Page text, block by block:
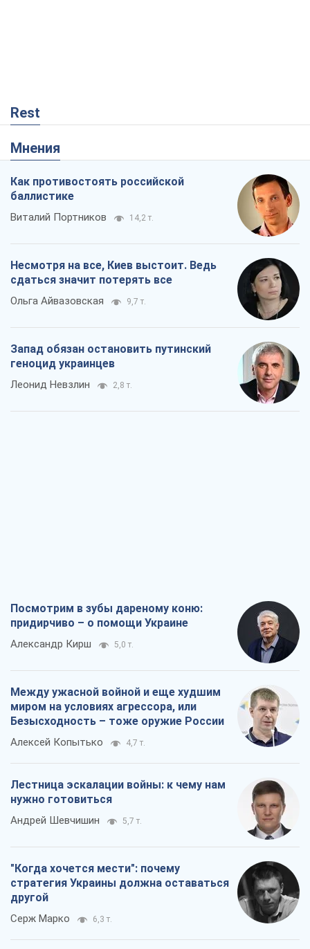
Rest
Мнения
Как противостоять российской
баллистике
Виталий Портников 14,2 т.
Несмотря на все, Киев выстоит. Ведь
сдаться значит потерять все
Ольга Айвазовская 9,7 т.
Запад обязан остановить путинский
геноцид украинцев
Леонид Невзлин 2,8 т.
Посмотрим в зубы дареному коню:
придирчиво – о помощи Украине
Александр Кирш 5,0 т.
Между ужасной войной и еще худшим
миром на условиях агрессора, или
Безысходность – тоже оружие России
Алексей Копытько 4,7 т.
Лестница эскалации войны: к чему нам
нужно готовиться
Андрей Шевчишин 5,7 т.
"Когда хочется мести": почему
стратегия Украины должна оставаться
другой
Серж Марко 6,3 т.